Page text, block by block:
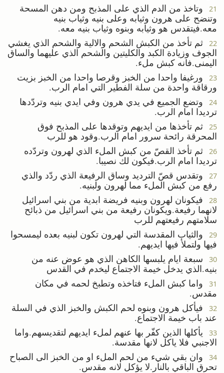
21
وتاخذ من الدم الذي على المذبح ومن دهن المسحة
وتنضح على هرون وثيابه وعلى بنيه وثياب بنيه
معه.فيتقدس هو وثيابه وبنوه وثياب بنيه معه.
22
ثم تأخذ من الكبش الشحم والالية والشحم الذي يغشي
الجوف وزيادة الكبد والكليتين والشحم الذي عليهما والساق
اليمنى.فانه كبش ملء.
23
ورغيفا واحدا من الخبز وقرصا واحدا من الخبز بزيت
ورقاقة واحدة من سلة الفطير التي امام الرب.
24
وتضع الجميع في يدي هرون وفي ايدي بنيه وتردّدها
ترديدا امام الرب.
25
ثم تأخذها من ايديهم وتوقدها على المذبح فوق
المحرقة رائحة سرور امام الرب.وقود هو للرب
26
ثم تأخذ القصّ من كبش الملء الذي لهرون وتردّده
ترديدا امام الرب.فيكون لك نصيبا.
27
وتقدس قصّ الترديد وساق الرفيعة الذي ردّد والذي
رفع من كبش الملء مما لهرون ولبنيه.
28
فيكونان لهرون وبنيه فريضة ابدية من بني اسرائيل
لانهما رفيعة.ويكونان رفيعة من بني اسرائيل من ذبائح
سلامتهم رفيعتهم للرب
29
والثياب المقدسة التي لهرون تكون لبنيه بعده ليمسحوا
فيها ولتملأ فيها ايديهم.
30
سبعة ايام يلبسها الكاهن الذي هو عوض عنه من
بنيه.الذي يدخل خيمة الاجتماع ليخدم في القدس
31
واما كبش الملء فتاخذه وتطبخ لحمه في مكان
مقدس.
32
فيأكل هرون وبنوه لحم الكبش والخبز الذي في السلة
عند باب خيمة الاجتماع.
33
يأكلها الذين كفّر بها عنهم لملء ايديهم لتقديسهم.واما
الاجنبي فلا ياكل لانها مقدسة.
34
وان بقي شيء من لحم الملء او من الخبز الى الصباح
تحرق الباقي بالنار.لا يؤكل لانه مقدس.